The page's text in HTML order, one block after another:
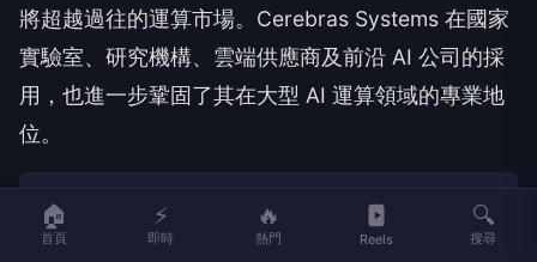
將超越過往的運算市場。Cerebras Systems 在國家
實驗室、研究機構、雲端供應商及前沿 AI 公司的採
用，也進一步鞏固了其在大型 AI 運算領域的專業地
位。
🏠
首頁
⚡
即時
🔥
熱門 Reels
🔍
搜尋